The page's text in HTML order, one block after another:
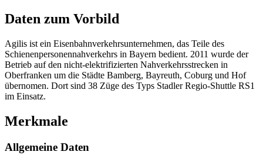
Daten zum Vorbild
Agilis ist ein Eisenbahnverkehrsunternehmen, das Teile des
Schienenpersonennahverkehrs in Bayern bedient. 2011 wurde der
Betrieb auf den nicht-elektrifizierten Nahverkehrsstrecken in
Oberfranken um die Städte Bamberg, Bayreuth, Coburg und Hof
übernomen. Dort sind 38 Züge des Typs Stadler Regio-Shuttle RS1
im Einsatz.
Merkmale
Allgemeine Daten